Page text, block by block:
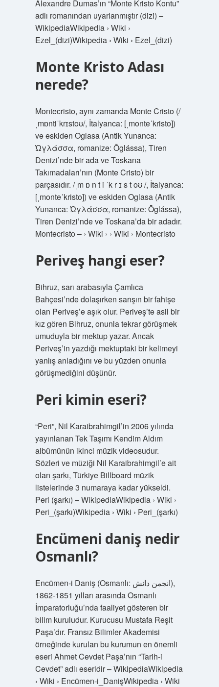
Alexandre Dumas’ın “Monte Kristo Kontu”
adlı romanından uyarlanmıştır (dizi) –
WikipediaWikipedia › Wiki ›
Ezel_(dizi)Wikipedia › Wiki › Ezel_(dizi)
Monte Kristo Adası
nerede?
Montecristo, aynı zamanda Monte Cristo (/
ˌmɒntiˈkrɪstoʊ/, İtalyanca: [ˌmonteˈkristo])
ve eskiden Oglasa (Antik Yunanca:
Ὠγλάσσα, romanize: Ōglássa), Tiren
Denizi’nde bir ada ve Toskana
Takımadaları’nın (Monte Cristo) bir
parçasıdır. /ˌm ɒ n t i ˈk r ɪ s t oʊ /, İtalyanca:
[ˌmonteˈkristo]) ve eskiden Oglasa (Antik
Yunanca: Ὠγλάσσα, romanize: Ōglássa),
Tiren Denizi’nde ve Toskana’da bir adadır.
Montecristo – › Wiki › › Wiki › Montecristo
Periveş hangi eser?
Bihruz, sarı arabasıyla Çamlıca
Bahçesi’nde dolaşırken sarışın bir fahişe
olan Periveş’e aşık olur. Periveş’te asil bir
kız gören Bihruz, onunla tekrar görüşmek
umuduyla bir mektup yazar. Ancak
Periveş’in yazdığı mektuptaki bir kelimeyi
yanlış anladığını ve bu yüzden onunla
görüşmediğini düşünür.
Peri kimin eseri?
“Peri”, Nil Karaibrahimgil’in 2006 yılında
yayınlanan Tek Taşımı Kendim Aldım
albümünün ikinci müzik videosudur.
Sözleri ve müziği Nil Karaibrahimgil’e ait
olan şarkı, Türkiye Billboard müzik
listelerinde 3 numaraya kadar yükseldi.
Peri (şarkı) – WikipediaWikipedia › Wiki ›
Peri_(şarkı)Wikipedia › Wiki › Peri_(şarkı)
Encümeni daniş nedir
Osmanlı?
Encümen-i Daniş (Osmanlı: انجمن دانش),
1851-1862 yılları arasında Osmanlı
İmparatorluğu’nda faaliyet gösteren bir
bilim kuruludur. Kurucusu Mustafa Reşit
Paşa’dır. Fransız Bilimler Akademisi
örneğinde kurulan bu kurumun en önemli
eseri Ahmet Cevdet Paşa’nın “Tarih-i
Cevdet” adlı eseridir – WikipediaWikipedia
› Wiki › Encümen-i_DanişWikipedia › Wiki